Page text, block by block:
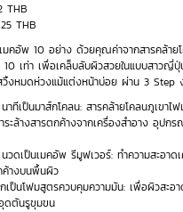
THB
THB
มคอัพ 10 อย่าง ด้วยคุณค่าจากสารคล้า
10 เท่า เพื่อเคล็บลับผิวสวยในแบบสาว
สวิ้งหมดห่วงแม้แต่งหน้าบ่อย ผ่าน 3 Step
าทีเป็นมาส์กโคลน: สารคล้ายโคลนภูเขาไ
ะล้างสารตกค้างจากเครื่องสำอาง อุปก
วดเป็นเมคอัพ รีมูฟเวอร์: ทำความสะอา
างบนพื้นผิว
เป็นโฟมสูตรควบคุมความมัน: เพื่อผิวสะอ
ดตันรูขุมขน